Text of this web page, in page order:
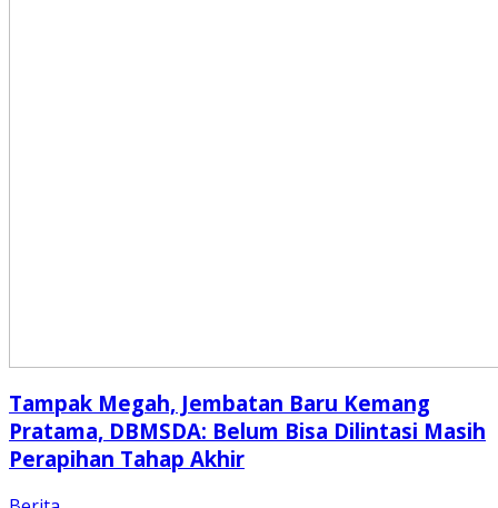
Tampak Megah, Jembatan Baru Kemang
Pratama, DBMSDA: Belum Bisa Dilintasi Masih
Perapihan Tahap Akhir